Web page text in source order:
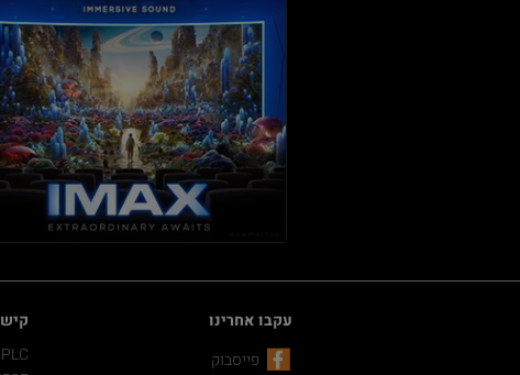
עקבו אחרינו
פייסבוק